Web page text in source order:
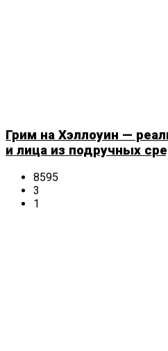
Грим на Хэллоуин —
и лица из подручных
8595
3
1